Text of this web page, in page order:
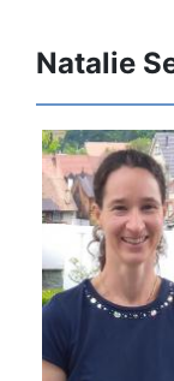
Natalie